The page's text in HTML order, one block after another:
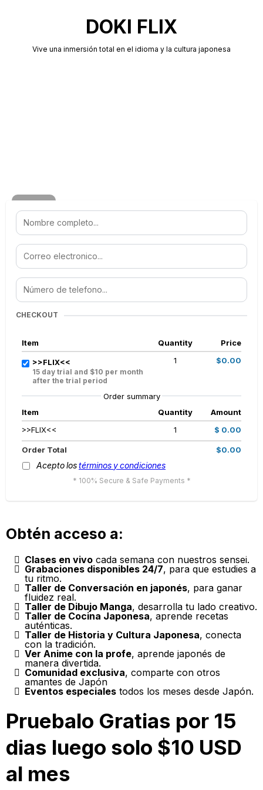
DOKI FLIX
Vive una inmersión total en el idioma y la cultura japonesa
CHECKOUT
Item Quantity Price
>>FLIX<<
15 day trial and $10 per month
after the trial period
1 $0.00
Order summary
Item
Quantity
Amount
>>FLIX<<
1 $ 0.00
Order Total $0.00
Aceptolostérminos ycondiciones
* 100% Secure & Safe Payments *
Obtén acceso a:
Clases en vivo cada semana con nuestros sensei.
Grabaciones disponibles 24/7, para que estudies a
tu ritmo.
Taller de Conversación en japonés, para ganar
fluidez real.
Taller de Dibujo Manga, desarrolla tu lado creativo.
Taller de Cocina Japonesa, aprende recetas
auténticas.
Taller de Historia y Cultura Japonesa, conecta
con la tradición.
Ver Anime con la profe, aprende japonés de
manera divertida.
Comunidad exclusiva, comparte con otros
amantes de Japón
Eventos especiales todos los meses desde Japón.
Pruebalo Gratias por 15
dias luego solo $10 USD
al mes